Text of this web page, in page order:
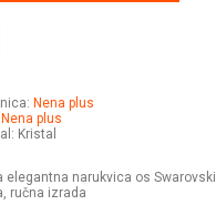
Nena plus
Nena plus
Kristal
elegantna narukvica os Swarovski
ručna izrada